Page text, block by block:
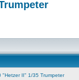
"Hetzer II" 1/35 Trumpeter